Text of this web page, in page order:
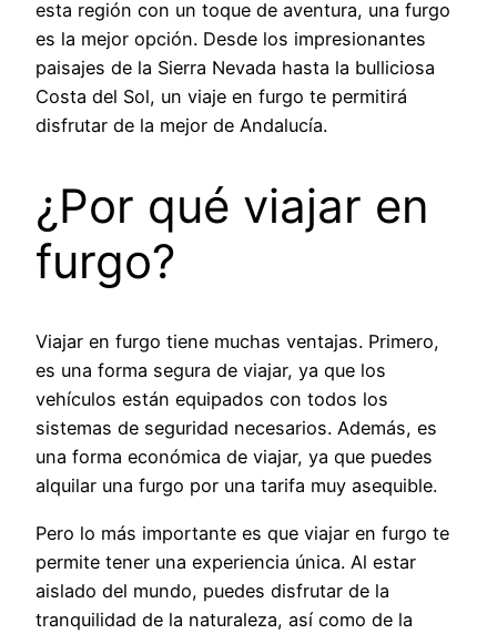
esta región con un toque de aventura, una furgo
es la mejor opción. Desde los impresionantes
paisajes de la Sierra Nevada hasta la bulliciosa
Costa del Sol, un viaje en furgo te permitirá
disfrutar de la mejor de Andalucía.
¿Por qué viajar en
furgo?
Viajar en furgo tiene muchas ventajas. Primero,
es una forma segura de viajar, ya que los
vehículos están equipados con todos los
sistemas de seguridad necesarios. Además, es
una forma económica de viajar, ya que puedes
alquilar una furgo por una tarifa muy asequible.
Pero lo más importante es que viajar en furgo te
permite tener una experiencia única. Al estar
aislado del mundo, puedes disfrutar de la
tranquilidad de la naturaleza, así como de la